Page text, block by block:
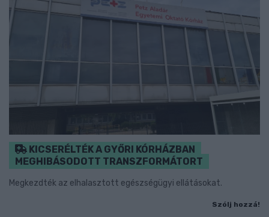
KICSERÉLTÉK A GYŐRI KÓRHÁZBAN
MEGHIBÁSODOTT TRANSZFORMÁTORT
Megkezdték az elhalasztott egészségügyi ellátásokat.
Szólj hozzá!